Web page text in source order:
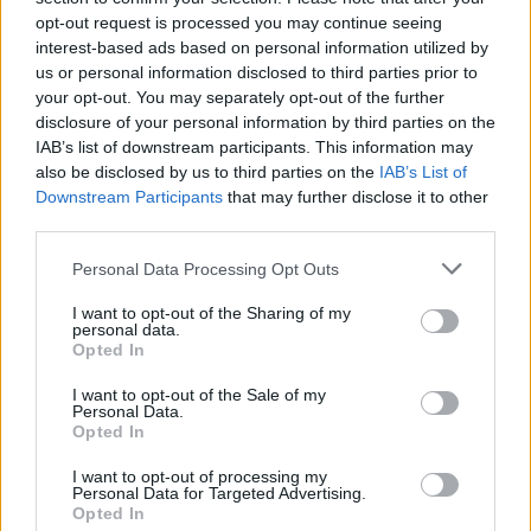
opt-out request is processed you may continue seeing
interest-based ads based on personal information utilized by
us or personal information disclosed to third parties prior to
your opt-out. You may separately opt-out of the further
disclosure of your personal information by third parties on the
IAB’s list of downstream participants. This information may
also be disclosed by us to third parties on the IAB’s List of
Downstream Participants that may further disclose it to other
Personal Data Processing Opt Outs
I want to opt-out of the Sharing of my
personal data.
Opted In
I want to opt-out of the Sale of my
Personal Data.
Opted In
I want to opt-out of processing my
Personal Data for Targeted Advertising.
Opted In
Νιγηριανός επιθετικός έχασε μεγάλη ευκαιρία να
σκοράρει στο 12′, με κοντινή κεφαλιά.
Η Λίβερπουλ ανέβασε “στροφές” για λίγα λεπτά και
προσπάθησε να φτάσει στην ισοφάριση. Στο 12′ οι
παίκτες του Σλοτ έκρυψαν την μπάλα, ο Βιρτς
έκανε το σουτ μέσα από την περιοχή αλλά ο
Τσακίρ είπε “όχι”. Η Γαλατάσαραϊ όμως βγήκε στην
επίθεση και ανάγκασε τον Μαμαρντασβίλι να
Η Λίβερπουλ μπήκε δυνατά στην επανάληψη -με
τον Σαλάχ πάντως να είναι… σκιά του εαυτού του-
και απείλησε την εστία του Τσακπιρ με τα σουτ
των Σομποζλάι (46′) και Μακ Άλιστερ (47′). Από το
60′ και μετά όμως η Γαλατάσαραϊ πήρε και πάλι τα
ηνία του αγώνα και στο 62′ σκόραρε με τον